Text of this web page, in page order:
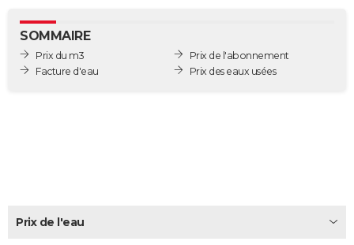
Art de vivre
Bien-être
Loisirs
Mode
Modes de vie
SANTE
Alimentation
Guide de la santé
Maladies
Médicaments
Sommeil
VOYAGE
Carte de Noël
Carte Bonne année
Carte Saint-Valentin
Carte Pâques
Carte d'anniversaire
DICTIONNAIRE
SOMMAIRE
Prix du m3
Facture d'eau
Prix de l'abonnement
Prix des eaux usées
Prix de l'eau